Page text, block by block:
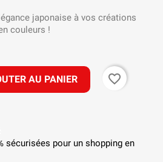
japonaise à vos créations
couleurs !
AU PANIER favorite_border
sécurisées pour un shopping en